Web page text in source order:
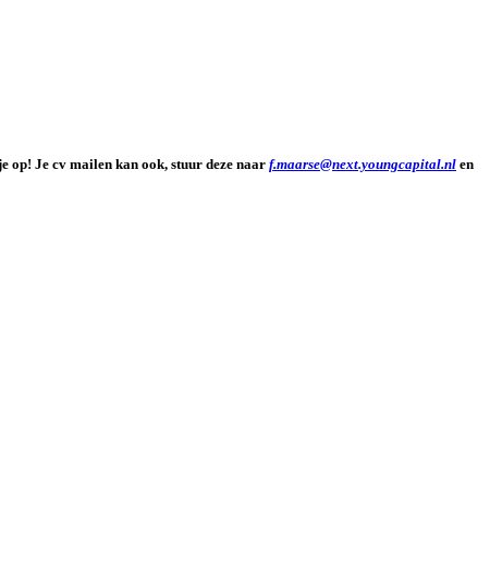
op! Je cv mailen kan ook, stuur deze naar f.maarse@next.youngcapital.nl en